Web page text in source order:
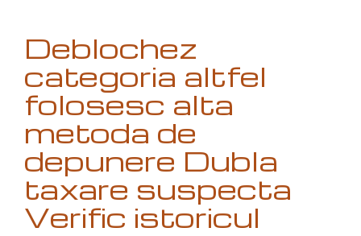
Deblochez
categoria altfel
folosesc alta
metoda de
depunere Dubla
taxare suspecta
Verific istoricul